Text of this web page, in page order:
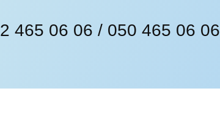
465 06 06 / 050 465 06 06